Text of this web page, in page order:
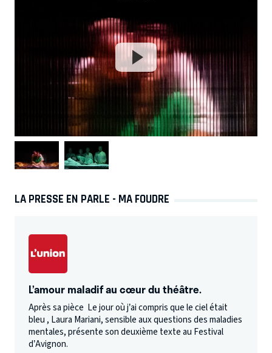
LA PRESSE EN PARLE - MA FOUDRE
L’amour maladif au cœur du théâtre.
Après sa pièce Le jour où j’ai compris que le ciel était
bleu , Laura Mariani, sensible aux questions des maladies
mentales, présente son deuxième texte au Festival
d’Avignon.